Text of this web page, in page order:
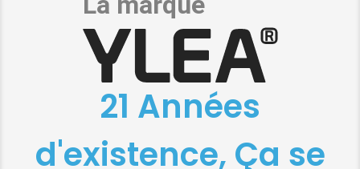
21 Années
d'existence, Ça se